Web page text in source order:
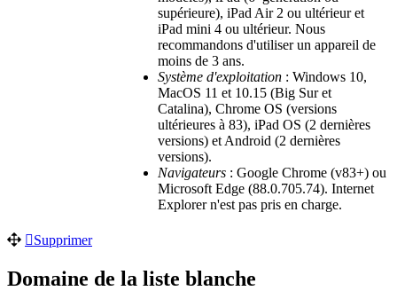
supérieure), iPad Air 2 ou ultérieur et
iPad mini 4 ou ultérieur. Nous
recommandons d'utiliser un appareil de
moins de 3 ans.
Système d'exploitation : Windows 10,
MacOS 11 et 10.15 (Big Sur et
Catalina), Chrome OS (versions
ultérieures à 83), iPad OS (2 dernières
versions) et Android (2 dernières
versions).
Navigateurs : Google Chrome (v83+) ou
Microsoft Edge (88.0.705.74). Internet
Explorer n'est pas pris en charge.
Supprimer
Domaine de la liste blanche